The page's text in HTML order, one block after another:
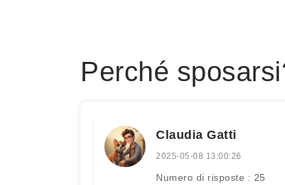
Perché
Claudia Gatti
2025-05-08 13:00:26
Numero di risposte : 25